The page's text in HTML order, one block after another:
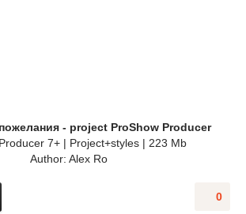
- project ProShow Producer
7+ | Project+styles | 223 Mb
Author: Alex Ro
0